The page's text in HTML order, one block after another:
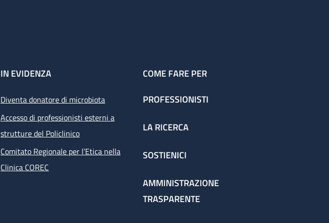
IN EVIDENZA
Diventa donatore di microbiota
Accesso di professionisti esterni a
strutture del Policlinico
Comitato Regionale per l’Etica nella
Clinica COREC
COME FARE PER
PROFESSIONISTI
LA RICERCA
SOSTIENICI
AMMINISTRAZIONE
TRASPARENTE